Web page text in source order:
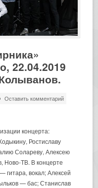
22.04.2019
Оставить комментарий
концерта:
Ростиславу
Солареву, Алексею
Ново-ТВ. В концерте
гитара, вокал; Алексей
— бас; Станислав